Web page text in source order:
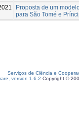
Proposta de um
para São Tomé e
Serviços de Ciência e
version 1.6.2 Copyright ©